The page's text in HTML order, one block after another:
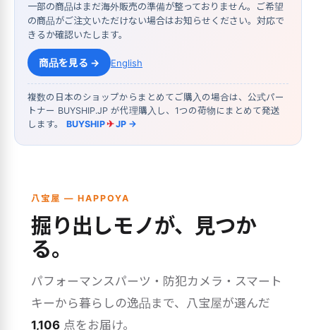
一部の商品はまだ海外販売の準備が整っておりません。ご希望
の商品がご注文いただけない場合はお知らせください。対応で
きるか確認いたします。
商品を見る → English
複数の日本のショップからまとめてご購入の場合は、公式パー
トナー BUYSHIP.JP が代理購入し、1つの荷物にまとめて発送
します。 BUYSHIP✈JP →
八宝屋 — HAPPOYA
掘り出しモノが、見つか
る。
パフォーマンスパーツ・防犯カメラ・スマート
キーから暮らしの逸品まで、八宝屋が選んだ
1,106 点をお届け。